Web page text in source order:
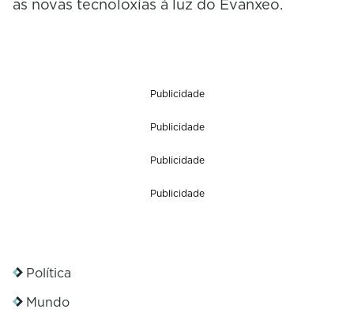
as novas tecnoloxías á luz do Evanxeo.
Publicidade
Publicidade
Publicidade
Publicidade
Política
Mundo